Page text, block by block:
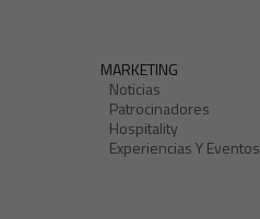
MARKETING
Noticias
Patrocinadores
Hospitality
Experiencias Y Eventos